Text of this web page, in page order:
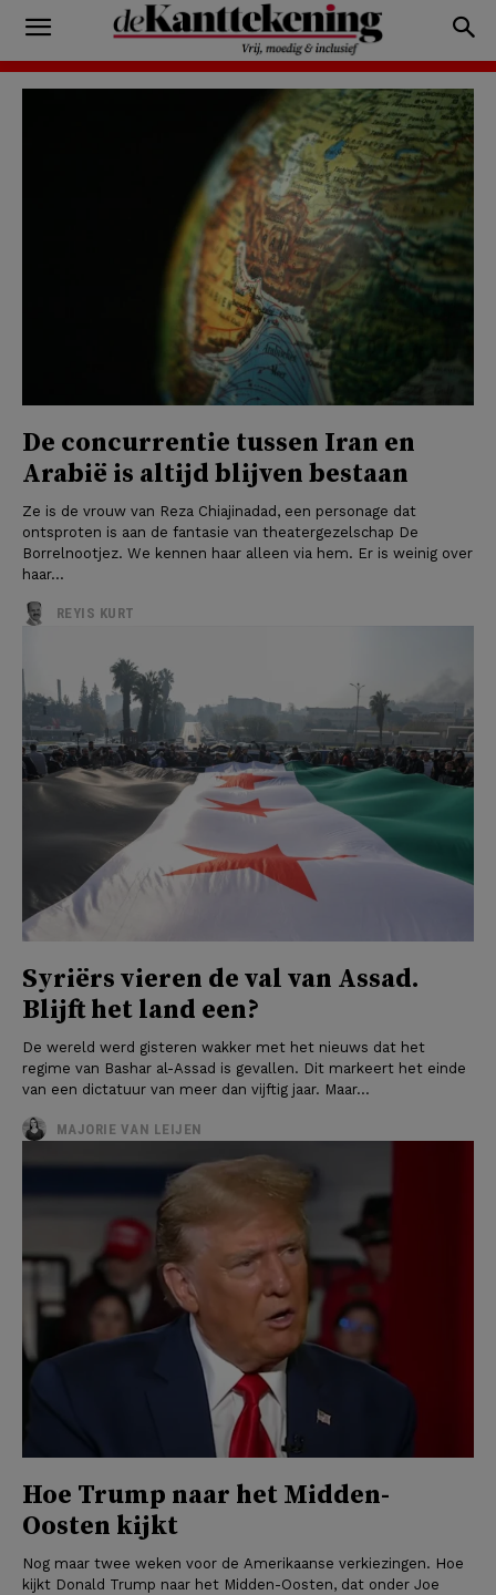
De concurrentie tussen Iran en
Arabië is altijd blijven bestaan
Ze is de vrouw van Reza Chiajinadad, een personage dat
ontsproten is aan de fantasie van theatergezelschap De
Borrelnootjez. We kennen haar alleen via hem. Er is weinig over
haar...
REYIS KURT
Syriërs vieren de val van Assad.
Blijft het land een?
De wereld werd gisteren wakker met het nieuws dat het
regime van Bashar al-Assad is gevallen. Dit markeert het einde
van een dictatuur van meer dan vijftig jaar. Maar...
MAJORIE VAN LEIJEN
Hoe Trump naar het Midden-
Oosten kijkt
Nog maar twee weken voor de Amerikaanse verkiezingen. Hoe
kijkt Donald Trump naar het Midden-Oosten, dat onder Joe